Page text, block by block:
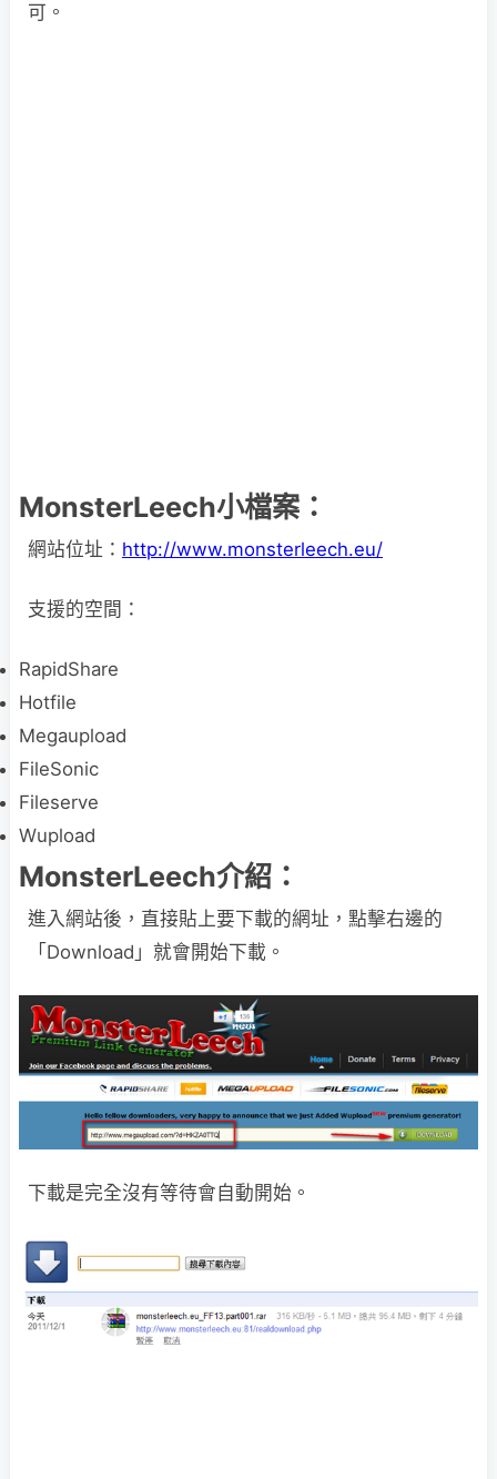
可。
MonsterLeech小檔案：
網站位址： http://www.monsterleech.eu/
支援的空間：
RapidShare
Hotfile
Megaupload
FileSonic
Fileserve
Wupload
MonsterLeech介紹：
進入網站後，直接貼上要下載的網址，點擊右邊的
「Download」就會開始下載。
下載是完全沒有等待會自動開始。